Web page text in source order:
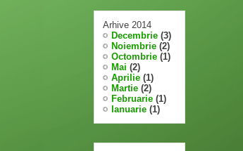
Arhive 2014
Decembrie (3)
Noiembrie (2)
Octombrie (1)
Mai (2)
Aprilie (1)
Martie (2)
Februarie (1)
Ianuarie (1)